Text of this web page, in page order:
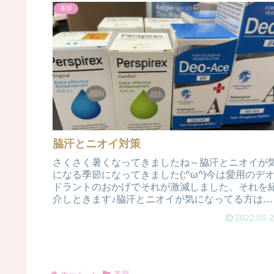
美容
脇汗とニオイ対策
さくさく暑くなってきましたね～脇汗とニオイが
になる季節になってきました(;^ω^)今は愛用のデオ
ドラントのおかげでそれが激減しました。それを
介しときます♪脇汗とニオイが気になってる方は参